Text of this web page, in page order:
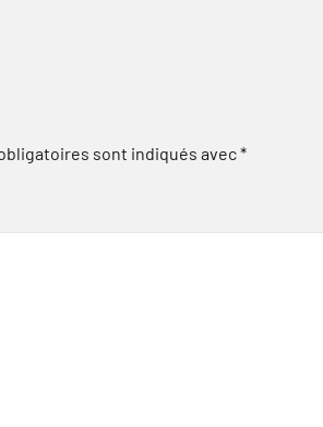
sont indiqués avec*